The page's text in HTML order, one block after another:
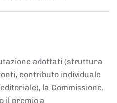
adottati (struttura
contributo individuale
la Commissione,
il premio a